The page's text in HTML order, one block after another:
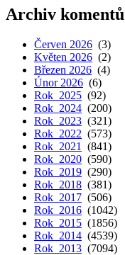
Archiv komentů
Červen 2026 (3)
Květen 2026 (2)
Březen 2026 (4)
Únor 2026 (6)
Rok 2025 (92)
Rok 2024 (200)
Rok 2023 (321)
Rok 2022 (573)
Rok 2021
(841)
Rok 2020 (590)
Rok 2019 (290)
Rok 2018 (381)
Rok 2017 (506)
Rok 2016 (1042)
Rok 2015 (1856)
Rok 2014 (4539)
Rok 2013 (7094)